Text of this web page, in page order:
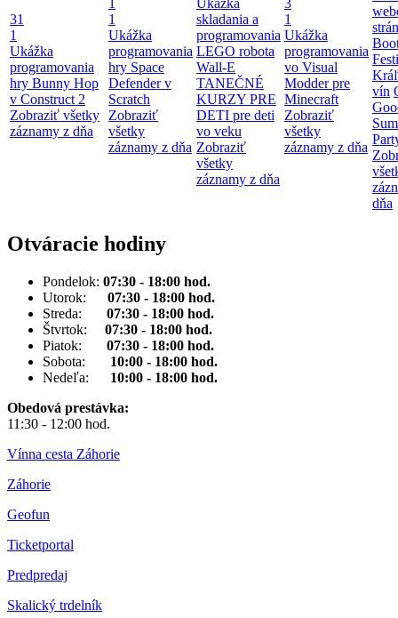
31
1
Ukážka
programovania
hry Bunny Hop
v Construct 2
Zobraziť všetky
záznamy z dňa
1
Ukážka
programovania
hry Space
Defender v
Scratch
Zobraziť
všetky
záznamy z dňa
skladania a
programovania
LEGO robota
Wall-E
TANEČNÉ
KURZY PRE
DETI pre deti
vo veku
Zobraziť
všetky
záznamy z dňa
1
Ukážka
programovania
vo Visual
Modder pre
Minecraft
Zobraziť
všetky
záznamy z dňa
vín
dňa
Otváracie hodiny
Pondelok: 07:30 - 18:00 hod.
Utorok:
07:30 - 18:00 hod.
Streda:
07:30 - 18:00 hod.
Štvrtok: 07:30 - 18:00 hod.
Piatok:
07:30 - 18:00 hod.
Sobota: 10:00 - 18:00 hod.
Nedeľa: 10:00 - 18:00 hod.
Obedová prestávka:
11:30 - 12:00 hod.
Vínna cesta Záhorie
Záhorie
Geofun
Ticketportal
Predpredaj
Skalický trdelník